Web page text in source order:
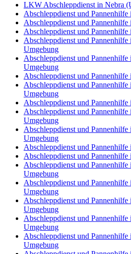
LKW Abschleppdienst in Nebra
Abschleppdienst und
Abschleppdienst und
Abschleppdienst und
Abschleppdienst und
Umgebung
Abschleppdienst und
Umgebung
Abschleppdienst und
Abschleppdienst und
Umgebung
Abschleppdienst und
Abschleppdienst und
Umgebung
Abschleppdienst und
Umgebung
Abschleppdienst und
Abschleppdienst und
Abschleppdienst und
Umgebung
Abschleppdienst und
Umgebung
Abschleppdienst und Pannenhilfe
Umgebung
Abschleppdienst und
Umgebung
Abschleppdienst und
Umgebung